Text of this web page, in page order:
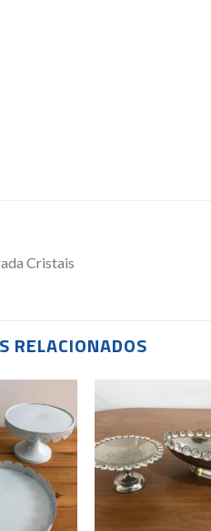
Cristais
RELACIONADOS
Add to
wishlist